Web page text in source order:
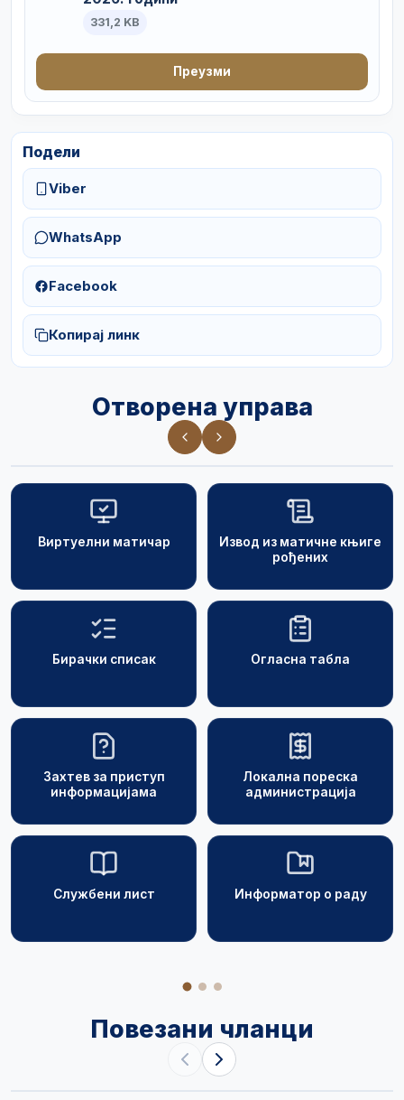
331,2 KB
Преузми
Подели
Viber
WhatsApp
Facebook
Копирај линк
Отворена управа
Виртуелни матичар
Извод из матичне књиге
рођених
Бирачки списак Огласна табла
Захтев за приступ
информацијама
Локална пореска
администрација
Службени лист Информатор о раду
Повезани чланци